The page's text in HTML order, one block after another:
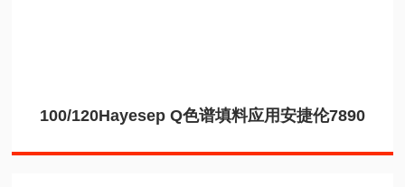
100/120Hayesep Q色谱填料应用安捷伦7890